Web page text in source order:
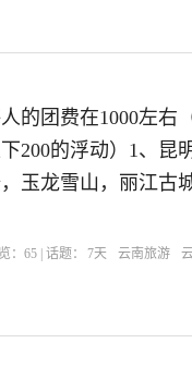
的团费在1000左右
200的浮动）1、昆
玉龙雪山，丽江古
：65 | 话题： 7天 云南旅游